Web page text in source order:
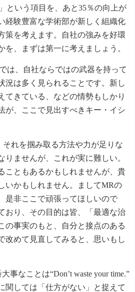
という項目を、あと35％の向上が
経験豊富な学術部が新しく組織化
策を考えます。自社の強みを好環
、まずは第一に考えましょう。
は、自社ならではの武器を持って
況は多く見られることです。新し
てきている、などの情勢もしかり
が、ここで見出すべきキー・イシ
れを掴み取る方法や力が足りな
ませんが、これが実に難しい。
こともあるかもしれませんが、貴
いかもしれません。ましてMRの
是非ここで頑張ってほしいので
おり、その目的は皆、「最適な治
の事実のもと、自分と接点のある
改めて見直してみると、思いもし
なことは“Don’t waste your time.”
関しては「仕方がない」と捉えて